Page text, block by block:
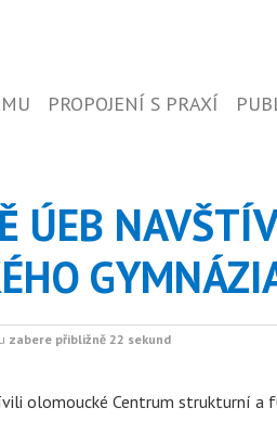
PROPOJENÍ S PRAXÍ
ÚEB
zabere přibližně 22 sekund
olomoucké Centrum strukturní a